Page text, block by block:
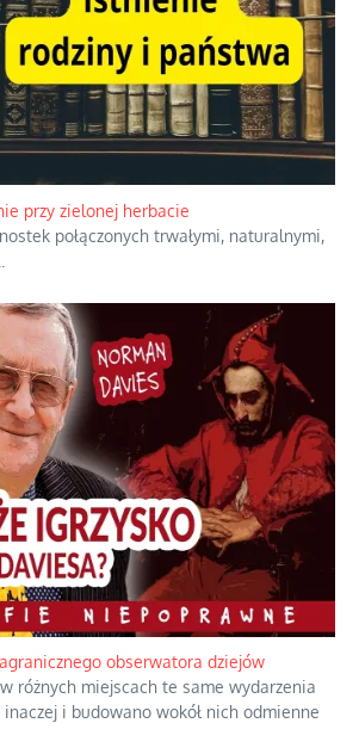
przy zielonej herbacie
połączonych trwałymi, naturalnymi,
obserwatora dziejów
w różnych miejscach te same wydarzenia
i budowano wokół nich odmienne